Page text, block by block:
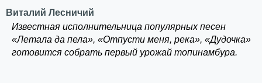
Виталий Лесничий
Известная исполнительница популярных песен
«Летала да пела», «Отпусти меня, река», «Дудочка»
готовится собрать первый урожай топинамбура.